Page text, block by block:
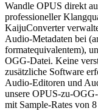
Wandle OPUS direkt
professioneller
KaijuConverter
Audio-Metadaten bei
formatequivalentem),
OGG-Datei. Keine
zusätzliche Software
Audio-Editoren und
unsere OPUS-zu-
mit Sample-Rates von